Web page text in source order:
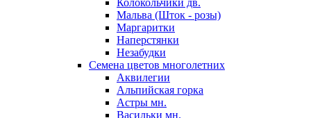
Колокольчики дв.
Мальва (Шток - розы)
Маргаритки
Наперстянки
Незабудки
Семена цветов многолетних
Аквилегии
Альпийская горка
Астры мн.
Васильки мн.